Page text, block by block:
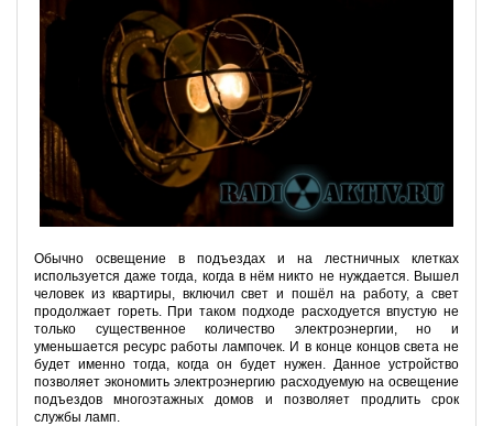
Обычно освещение в подъездах и на лестничных клетках
используется даже тогда, когда в нём никто не нуждается. Вышел
человек из квартиры, включил свет и пошёл на работу, а свет
продолжает гореть. При таком подходе расходуется впустую не
только существенное количество электроэнергии, но и
уменьшается ресурс работы лампочек. И в конце концов света не
будет именно тогда, когда он будет нужен. Данное устройство
позволяет экономить электроэнергию расходуемую на освещение
подъездов многоэтажных домов и позволяет продлить срок
службы ламп.